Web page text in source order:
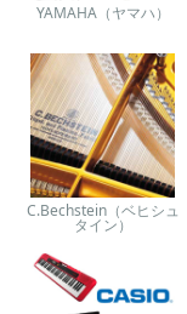
YAMAHA（ヤマハ）
C.Bechstein（ベヒシュ
タイン）